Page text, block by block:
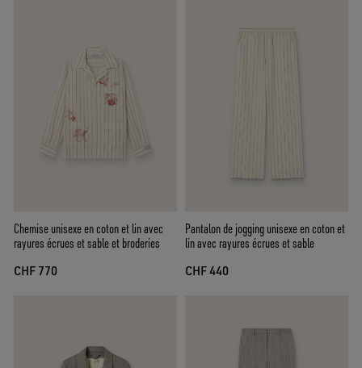
Chemise unisexe en coton et lin avec
rayures écrues et sable et broderies
CHF 770
Pantalon de jogging unisexe en coton et
lin avec rayures écrues et sable
CHF 440